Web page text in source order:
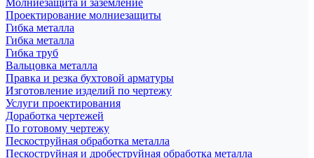
Молниезащита и заземление
Проектирование молниезащиты
Гибка металла
Гибка металла
Гибка труб
Вальцовка металла
Правка и резка бухтовой арматуры
Изготовление изделий по чертежу
Услуги проектирования
Доработка чертежей
По готовому чертежу
Пескоструйная обработка металла
Пескоструйная и дробеструйная обработка металла